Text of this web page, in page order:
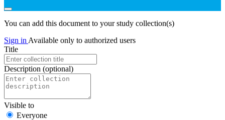
You can add this document to your study collection(s)
Sign in Available only to authorized users
Title
Description (optional)
Visible to
Everyone